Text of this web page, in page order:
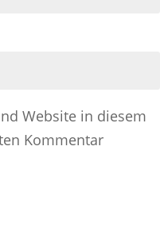
Website in diesem
Kommentar